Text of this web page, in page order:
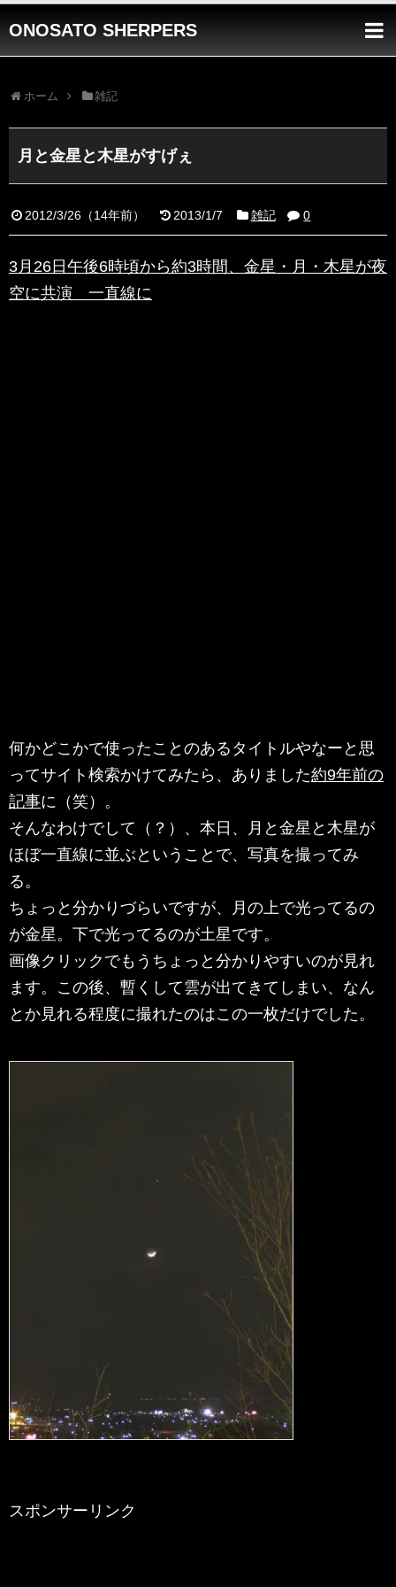
ONOSATO SHERPERS
ホーム 雑記
月と金星と木星がすげぇ
2012/3/26 （14年前） 2013/1/7 雑記 0
3月26日午後6時頃から約3時間、金星・月・木星が夜
空に共演 一直線に
何かどこかで使ったことのあるタイトルやなーと思
ってサイト検索かけてみたら、ありました約9年前の
記事に（笑）。
そんなわけでして（？）、本日、月と金星と木星が
ほぼ一直線に並ぶということで、写真を撮ってみ
る。
ちょっと分かりづらいですが、月の上で光ってるの
が金星。下で光ってるのが土星です。
画像クリックでもうちょっと分かりやすいのが見れ
ます。この後、暫くして雲が出てきてしまい、なん
とか見れる程度に撮れたのはこの一枚だけでした。
スポンサーリンク